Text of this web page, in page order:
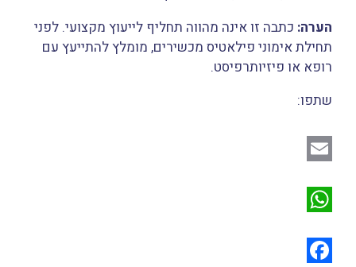
הערה: כתבה זו אינה מהווה תחליף לייעוץ מקצועי. לפני
תחילת אימוני פילאטיס מכשירים, מומלץ להתייעץ עם
רופא או פיזיותרפיסט.
שתפו:
m
h